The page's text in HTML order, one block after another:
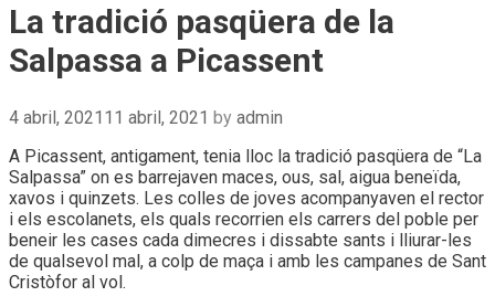
La tradició pasqüera de la
Salpassa a Picassent
4 abril, 2021 11 abril, 2021 by admin
A Picassent, antigament, tenia lloc la tradició pasqüera de “La
Salpassa” on es barrejaven maces, ous, sal, aigua beneïda,
xavos i quinzets. Les colles de joves acompanyaven el rector
i els escolanets, els quals recorrien els carrers del poble per
beneir les cases cada dimecres i dissabte sants i lliurar-les
de qualsevol mal, a colp de maça i amb les campanes de Sant
Cristòfor al vol.